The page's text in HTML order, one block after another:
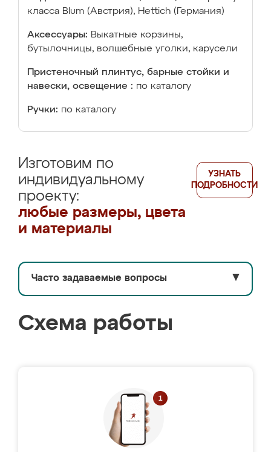
класса Blum (Австрия), Hettich (Германия)
Аксессуары: Выкатные корзины,
бутылочницы, волшебные уголки, карусели
Пристеночный плинтус, барные стойки и
навески, освещение : по каталогу
Ручки: по каталогу
Изготовим по
индивидуальному
проекту:
любые размеры, цвета
и материалы
УЗНАТЬ
ПОДРОБНОСТИ
Часто задаваемые вопросы ▼
Схема работы